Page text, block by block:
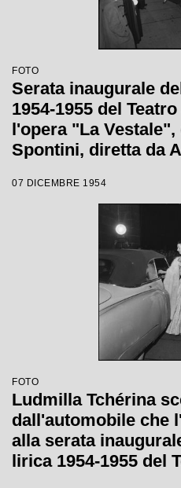
FOTO
Serata inaugurale
1954-1955 del
l'opera "La Vestale",
Spontini, diretta da
07 DICEMBRE 1954
FOTO
Ludmilla Tchérina
dall'automobile che
alla serata
lirica 1954-1955 del